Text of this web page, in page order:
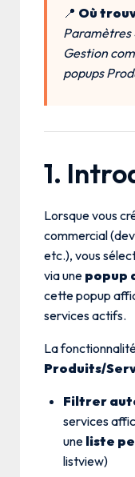
📍 Où
Paramètres
Gestion
popups
1.
Lorsque vous
commercial
etc.), vous
via une popup
cette popup
services actifs.
La
Produits/
Filtrer
services
une liste
listview)